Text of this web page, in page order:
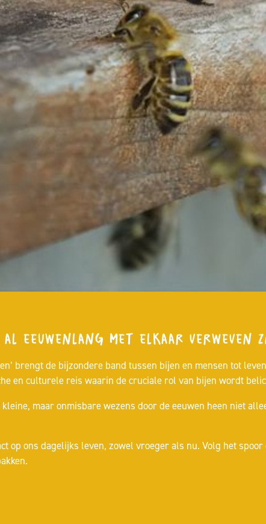
eeuwenlang met elkaar verweven
brengt de bijzondere band tussen bijen en mensen tot
en culturele reis waarin de cruciale rol van bijen wordt
maar onmisbare wezens door de eeuwen heen niet
op ons dagelijks leven, zowel vroeger als nu. Volg het